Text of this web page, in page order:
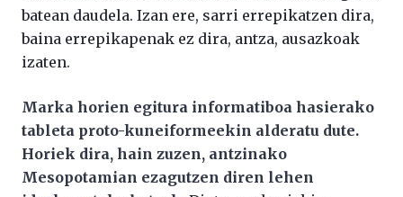
batean daudela. Izan ere, sarri errepikatzen dira,
baina errepikapenak ez dira, antza, ausazkoak
izaten.
Marka horien egitura informatiboa hasierako
tableta proto-kuneiformeekin alderatu dute.
Horiek dira, hain zuzen, antzinako
Mesopotamian ezagutzen diren lehen